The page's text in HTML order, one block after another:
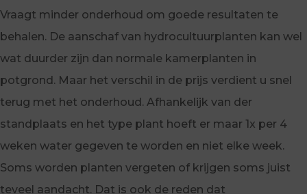
Vraagt minder onderhoud om goede resultaten te
behalen. De aanschaf van hydrocultuurplanten kan wel
wat duurder zijn dan normale kamerplanten in
potgrond. Maar het verschil in de prijs verdient u snel
terug met het onderhoud. Afhankelijk van der
standplaats en het type plant hoeft er maar 1x per 4
weken water gegeven te worden en niet elke week.
Soms worden planten vergeten of krijgen soms juist
teveel aandacht. Dat is ook de reden dat